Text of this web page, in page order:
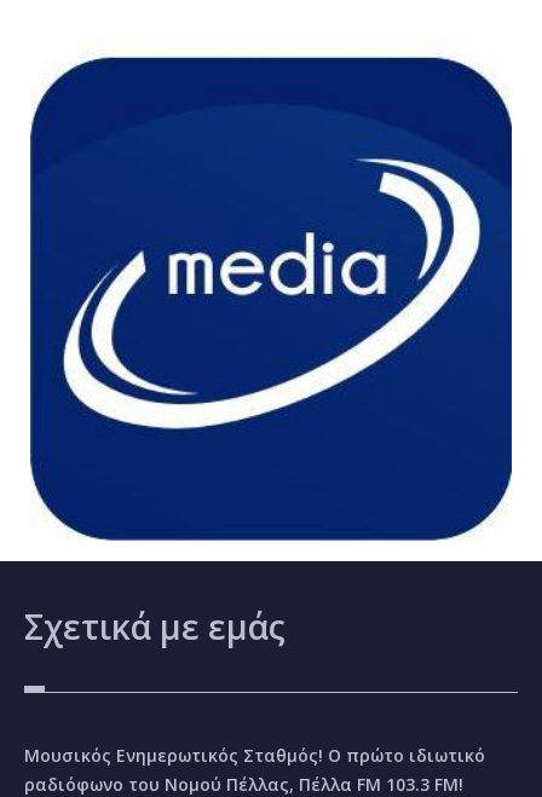
Σχετικά με εμάς
Μουσικός Ενημερωτικός Σταθμός! Ο πρώτο ιδιωτικό
ραδιόφωνο του Νομού Πέλλας, Πέλλα FM 103.3 FM!